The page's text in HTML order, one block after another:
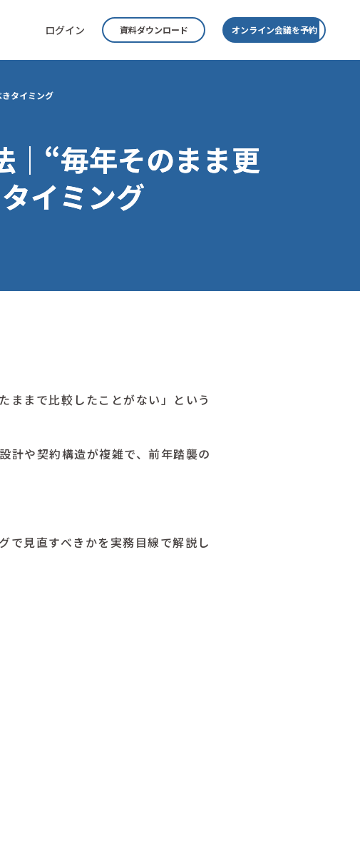
ログイン 資料ダウンロード オンライン会議を予約
｜“毎年そのまま更
イミング
タイミング
ままで比較したことがない」という
計や契約構造が複雑で、前年踏襲の
で見直すべきかを実務目線で解説し